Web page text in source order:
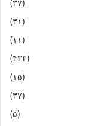
(۳۷)
(۳۱)
(۱۱)
(۴۳۳)
(۱۵)
(۳۷)
(۵)